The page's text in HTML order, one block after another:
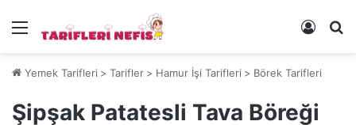
Menü Kayıt
Yemek Tarifleri > Tarifler > Hamur İşi Tarifleri > Börek Tarifleri
Şipşak Patatesli Tava Böreği